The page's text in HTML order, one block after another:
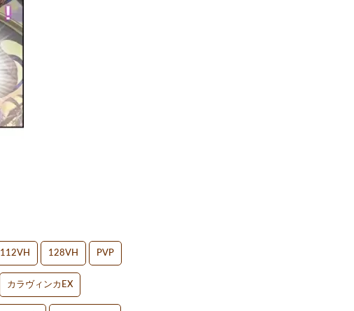
112VH 128VH PVP
カラヴィンカEX